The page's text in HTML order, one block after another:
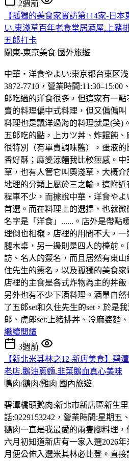
2週前
【孤獨的美食家實訪第114家-日
い.東淺草百年老食堂居酒屋.上豬
五郎打卡
關東-東京美食 國外旅遊
中華・洋食やよい:東京都台東区
3872-7710，營業時間:11:30–15:00
郎吃過的洋食很多，但這家有一點
賣的料理偏中式料理，但又偏偏
料理也是飄洋過海的料理就是(笑)
五郎吃的點，上カツ丼、炸餛飩
很特別（有單賣調味醬），蛋液
香好酥；麻婆涼麵我比較無感。
草，也有人管它叫奧淺草，大概
地理的分類上屬於三之輪。這附
程車不少，而據說中華・洋食や
首選。而在料理上的選擇，也就
名字是「洋食」......。店外是帶點
理倒也相櫬，店裡的用間不大，
腿木桌，另一邊則是四人的檯前
訪、名人的簽名，而且居然有東
住先生的簽名，以及孤獨的美食家
店裡的主食是各式炸物為主的丼飯
另外也有不少下酒料理。酒單自
了五郎set和久住先生的set，於是
郎、虎郎set:上豬排丼、冷麻婆麵
繼續閱讀
3週前
【新北米其林之12-新店美食】碧
老店.鵝油蔥麵.韭菜鵝血真心美味
鴨肉/鵝肉/雞肉 國內旅遊
碧潭橋頭鵝肉:新北市新店區新生
話:0229153242，營業時間:星期五
鵝肉一直是我最愛的兩隻腳料理
六月初知道新店有一家入選2026
月便公佈入選米其林必比登。直